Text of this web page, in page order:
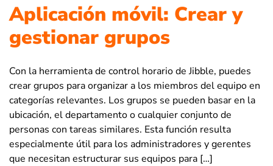
Aplicación móvil: Crear y
gestionar grupos
Con la herramienta de control horario de Jibble, puedes
crear grupos para organizar a los miembros del equipo en
categorías relevantes. Los grupos se pueden basar en la
ubicación, el departamento o cualquier conjunto de
personas con tareas similares. Esta función resulta
especialmente útil para los administradores y gerentes
que necesitan estructurar sus equipos para […]